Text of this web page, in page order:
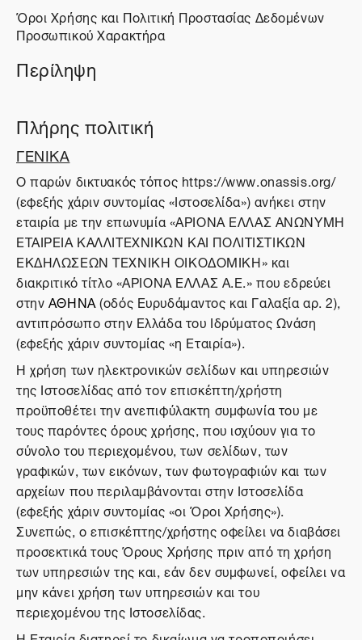
Όροι Χρήσης και Πολιτική Προστασίας Δεδομένων
Προσωπικού Χαρακτήρα
Περίληψη
Πλήρης πολιτική
ΓΕΝΙΚΑ
O παρών δικτυακός τόπος https://www.onassis.org/
(εφεξής χάριν συντομίας «Ιστοσελίδα») ανήκει στην
εταιρία με την επωνυμία «ΑΡΙΟΝΑ ΕΛΛΑΣ ΑΝΩΝΥΜΗ
ΕΤΑΙΡΕΙΑ ΚΑΛΛΙΤΕΧΝΙΚΩΝ ΚΑΙ ΠΟΛΙΤΙΣΤΙΚΩΝ
ΕΚΔΗΛΩΣΕΩΝ ΤΕΧΝΙΚΗ ΟΙΚΟΔΟΜΙΚΗ» και
διακριτικό τίτλο «ΑΡΙΟΝΑ ΕΛΛΑΣ Α.Ε.» που εδρεύει
στηνΑΘΗΝΑ(οδός Ευρυδάμαντος και Γαλαξία αρ. 2),
αντιπρόσωπο στην Ελλάδα του Ιδρύματος Ωνάση
(εφεξής χάριν συντομίας «η Εταιρία»).
Η χρήση των ηλεκτρονικών σελίδων και υπηρεσιών
της Ιστοσελίδας από τον επισκέπτη/χρήστη
προϋποθέτει την ανεπιφύλακτη συμφωνία του με
τους παρόντες όρους χρήσης, που ισχύουν για το
σύνολο του περιεχομένου, των σελίδων, των
γραφικών, των εικόνων, των φωτογραφιών και των
αρχείων που περιλαμβάνονται στην Ιστοσελίδα
(εφεξής χάριν συντομίας «οι Όροι Χρήσης»).
Συνεπώς, ο επισκέπτης/χρήστης οφείλει να διαβάσει
προσεκτικά τους Όρους Χρήσης πριν από τη χρήση
των υπηρεσιών της και, εάν δεν συμφωνεί, οφείλει να
μην κάνει χρήση των υπηρεσιών και του
περιεχομένου της Ιστοσελίδας.